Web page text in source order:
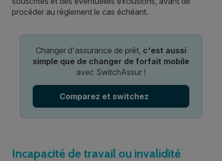
procéder au règlement le cas échéant.
Changer d'assurance de prêt, c'est aussi
simple que de changer de forfait mobile
avec SwitchAssur !
Comparez et switchez
Incapacité de travail ou invalidité